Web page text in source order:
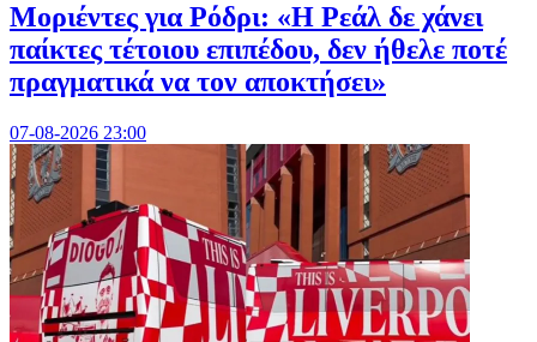
Μοριέντες για Ρόδρι: «Η Ρεάλ δε χάνει
παίκτες τέτοιου επιπέδου, δεν ήθελε ποτέ
πραγματικά να τον αποκτήσει»
07-08-2026 23:00